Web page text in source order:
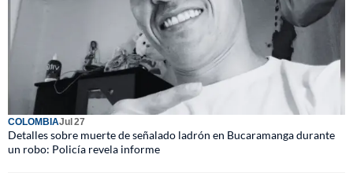
COLOMBIAJul 27
Detalles sobre muerte de señalado ladrón en Bucaramanga durante
un robo: Policía revela informe